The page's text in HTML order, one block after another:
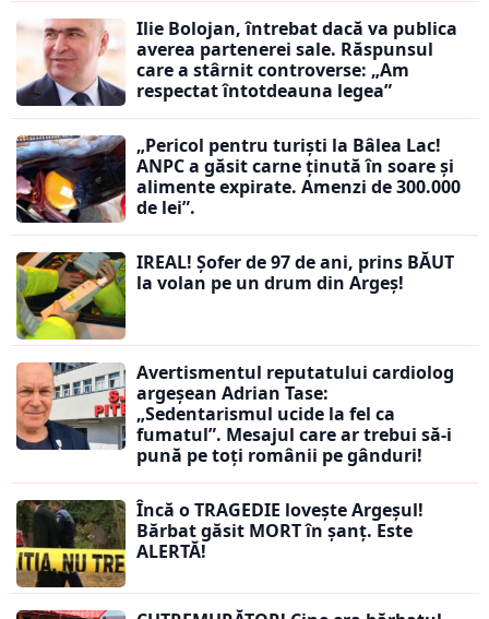
Ilie Bolojan, întrebat dacă va publica
averea partenerei sale. Răspunsul
care a stârnit controverse: „Am
respectat întotdeauna legea”
„Pericol pentru turiști la Bâlea Lac!
ANPC a găsit carne ținută în soare și
alimente expirate. Amenzi de 300.000
de lei”.
IREAL! Șofer de 97 de ani, prins BĂUT
la volan pe un drum din Argeș!
Avertismentul reputatului cardiolog
argeșean Adrian Tase:
„Sedentarismul ucide la fel ca
fumatul”. Mesajul care ar trebui să-i
pună pe toți românii pe gânduri!
Încă o TRAGEDIE lovește Argeșul!
Bărbat găsit MORT în șanț. Este
ALERTĂ!